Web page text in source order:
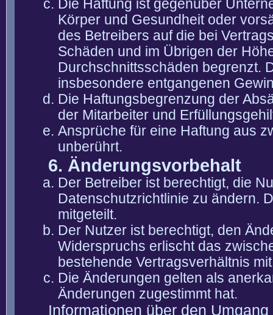
Die Haftung ist gegenüber
Körper und Gesundheit oder
des Betreibers auf die bei
Schäden und im Übrigen der
Durchschnittsschäden begrenzt.
insbesondere entgangenen
Die Haftungsbegrenzung der
der Mitarbeiter und
Ansprüche für eine Haftung aus
unberührt.
6. Änderungsvorbehalt
Der Betreiber ist berechtigt, die
Datenschutzrichtlinie zu ändern.
mitgeteilt.
Der Nutzer ist berechtigt, den
Widerspruchs erlischt das
bestehende Vertragsverhältnis
Die Änderungen gelten als
Änderungen zugestimmt hat.
Informationen über den